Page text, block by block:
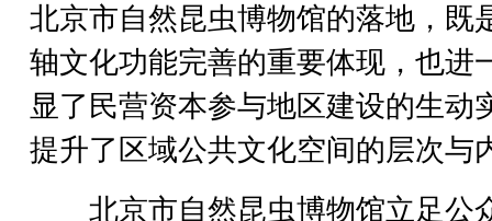
北京市自然昆虫博物馆的落地，既
轴文化功能完善的重要体现，也进
显了民营资本参与地区建设的生动
提升了区域公共文化空间的层次与
北京市自然昆虫博物馆立足公